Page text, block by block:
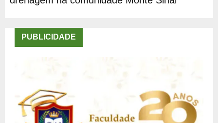
PUBLICIDADE